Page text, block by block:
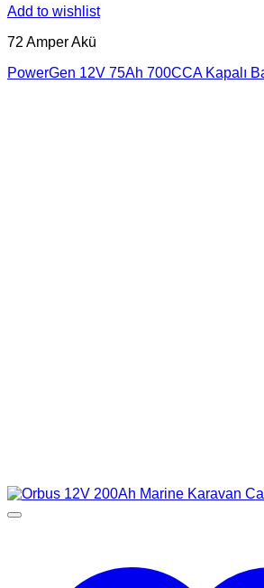
Add to wishlist
72 Amper Akü
PowerGen 12V 75Ah 700CCA Kapalı